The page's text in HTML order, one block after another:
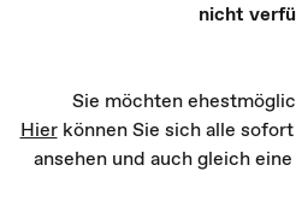
nicht
Sie möchten
Hier können Sie sich alle
ansehen und auch gleich